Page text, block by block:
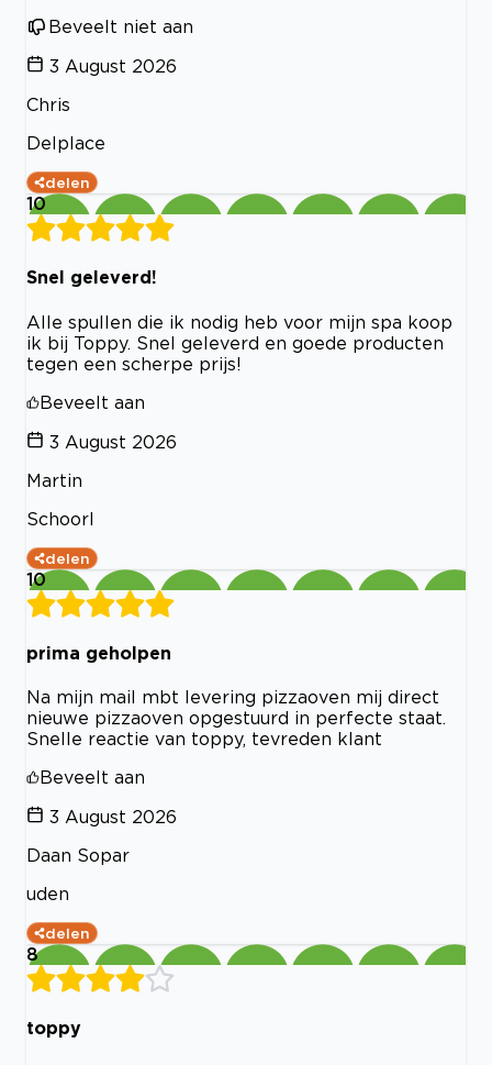
Beveelt niet aan
3 August 2026
Chris
Delplace
delen
10
Snel geleverd!
Alle spullen die ik nodig heb voor mijn spa koop
ik bij Toppy. Snel geleverd en goede producten
tegen een scherpe prijs!
Beveelt aan
3 August 2026
Martin
Schoorl
delen
10
prima geholpen
Na mijn mail mbt levering pizzaoven mij direct
nieuwe pizzaoven opgestuurd in perfecte staat.
Snelle reactie van toppy, tevreden klant
Beveelt aan
3 August 2026
Daan Sopar
uden
delen
8
toppy